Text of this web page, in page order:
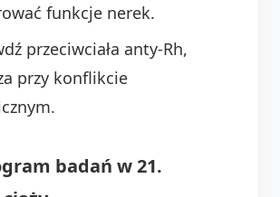
funkcje nerek.
przeciwciała anty-Rh,
przy konflikcie
badań w 21.